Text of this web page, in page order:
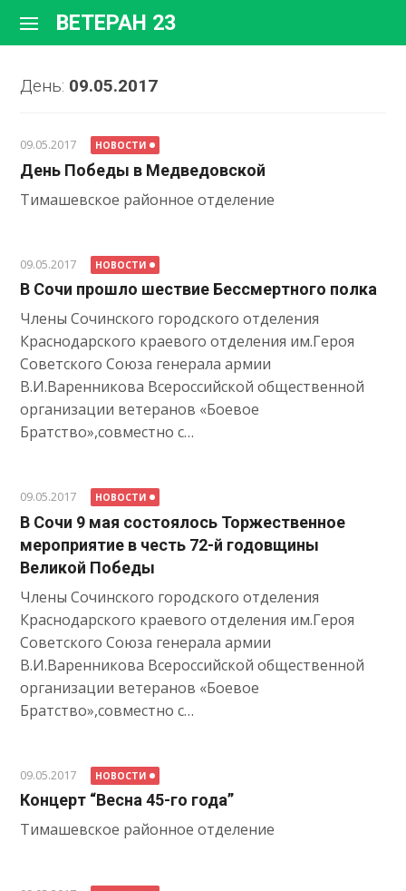
содержимому
ВЕТЕРАН 23
День: 09.05.2017
09.05.2017 НОВОСТИ
День Победы в Медведовской
Тимашевское районное отделение
09.05.2017 НОВОСТИ
В Сочи прошло шествие Бессмертного полка
Члены Сочинского городского отделения
Краснодарского краевого отделения им.Героя
Советского Союза генерала армии
В.И.Варенникова Всероссийской общественной
организации ветеранов «Боевое
Братство»,совместно с…
09.05.2017 НОВОСТИ
В Сочи 9 мая состоялось Торжественное
мероприятие в честь 72-й годовщины
Великой Победы
Члены Сочинского городского отделения
Краснодарского краевого отделения им.Героя
Советского Союза генерала армии
В.И.Варенникова Всероссийской общественной
организации ветеранов «Боевое
Братство»,совместно с…
09.05.2017 НОВОСТИ
Концерт “Весна 45-го года”
Тимашевское районное отделение